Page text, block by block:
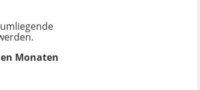
Monaten